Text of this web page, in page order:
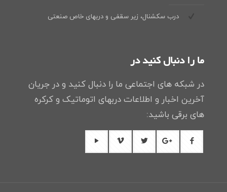
درب سکشنال، زیر سقفی و دربهای خاص صنعتی
ما را دنبال کنید در
در شبکه های اجتماعی ما را دنبال کنید و در جریان
آخرین اخبار و اطلاعات دربهای اتوماتیک و کرکره
های برقی باشید: